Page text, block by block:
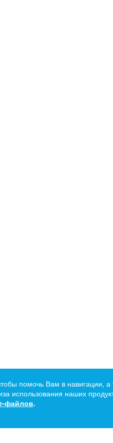
помочь Вам в навигации, а
использования наших
файлов.